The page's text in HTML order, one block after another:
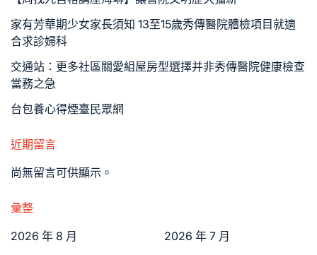
家有芳華期少女家長須知 13至15歲秀傳醫院體檢項目就適
合求診婦科
交通站：更多社區關愛組屋房型選擇并非秀傳醫院健康檢查
當務之急
台包養心得煙臺民眾網
近期留言
尚無留言可供顯示。
彙整
2026 年 8 月
2026 年 7 月